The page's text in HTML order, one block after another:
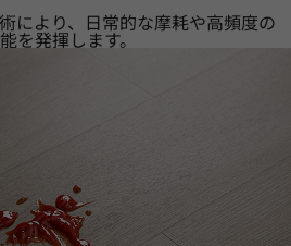
により、日常的な摩耗や高頻度の
を発揮します。